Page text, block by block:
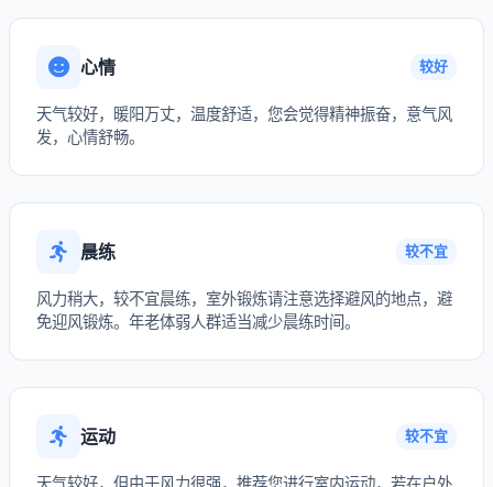
心情 较好
天气较好，暖阳万丈，温度舒适，您会觉得精神振奋，意气风
发，心情舒畅。
晨练 较不宜
风力稍大，较不宜晨练，室外锻炼请注意选择避风的地点，避
免迎风锻炼。年老体弱人群适当减少晨练时间。
运动 较不宜
天气较好，但由于风力很强，推荐您进行室内运动，若在户外